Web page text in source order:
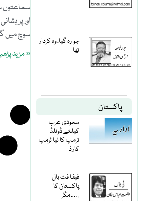
جو رہ گیا، وہ کردار
تھا
پاکستان
سعودی عرب
کیلئے ڈونلڈ
ٹرمپ کا نیا ٹرمپ
کارڈ
فیفا فٹ بال
پاکستان کا
مگر….
سماعتوں
اور
سوچ میں
« مزید